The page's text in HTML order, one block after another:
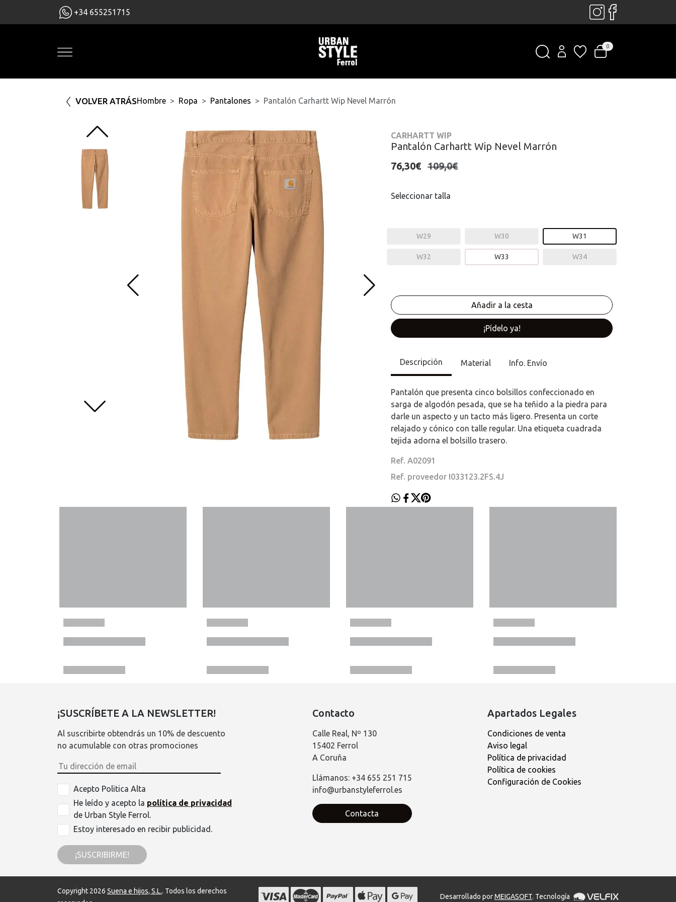
+34 655251715
0
VOLVER ATRÁSHombre Ropa Pantalones Pantalón Carhartt Wip Nevel Marrón
CARHARTT WIP
Pantalón Carhartt Wip Nevel Marrón
76,30€ 109,0€
Seleccionar talla
W29 W30 W31
W32 W33 W34
¡Pídelo ya!
Descripción Material Info. Envío
Pantalón que presenta cinco bolsillos confeccionado en
sarga de algodón pesada, que se ha teñido a la piedra para
darle un aspecto y un tacto más ligero. Presenta un corte
relajado y cónico con talle regular. Una etiqueta cuadrada
tejida adorna el bolsillo trasero.
Ref. A02091
Ref. proveedor I033123.2FS.4J
¡SUSCRÍBETE A LA NEWSLETTER!
Al suscribirte obtendrás un 10% de descuento
no acumulable con otras promociones
Acepto Politica Alta
He leído y acepto la política de privacidad
de Urban Style Ferrol.
Estoy interesado en recibir publicidad.
¡SUSCRIBIRME!
Contacto
Calle Real, Nº 130
15402 Ferrol
A Coruña
Llámanos: +34 655 251 715
info@urbanstyleferrol.es
Contacta
Apartados Legales
Condiciones de venta
Aviso legal
Política de privacidad
Política de cookies
Configuración de Cookies
Copyright 2026 Suena e hijos, S.L.. Todos los derechos
Desarrollado porMEIGASOFT. Tecnología